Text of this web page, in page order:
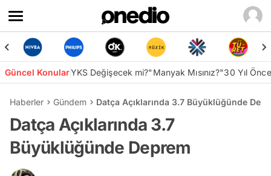
Güncel KonularYKS Değişecek mi?"Manyak Mısınız?"30 Yıl
Haberler Gündem Datça Açıklarında 3.7 Büyüklüğünde
Datça Açıklarında 3.7
Büyüklüğünde Deprem